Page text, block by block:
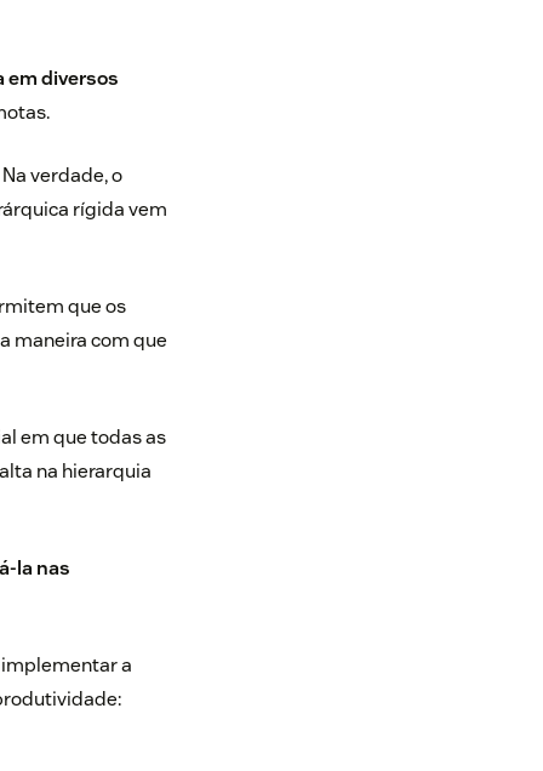
em diversos
verdade, o
rígida vem
que os
maneira com que
em que todas as
na hierarquia
la nas
a